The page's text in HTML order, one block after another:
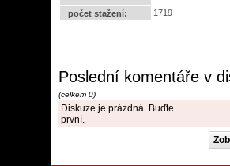
počet stažení:
1719
Poslední komentáře v
(celkem 0)
Diskuze je prázdná. Buďte
první.